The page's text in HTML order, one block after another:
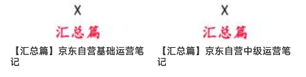
【汇总篇】京东自营基础运营笔
记
【汇总篇】京东自营中级运营笔
记